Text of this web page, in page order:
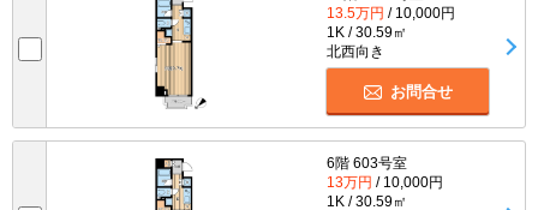
13.5万円 / 10,000円
1K / 30.59㎡
北西向き
お問合せ
6階 603号室
13万円 / 10,000円
1K / 30.59㎡